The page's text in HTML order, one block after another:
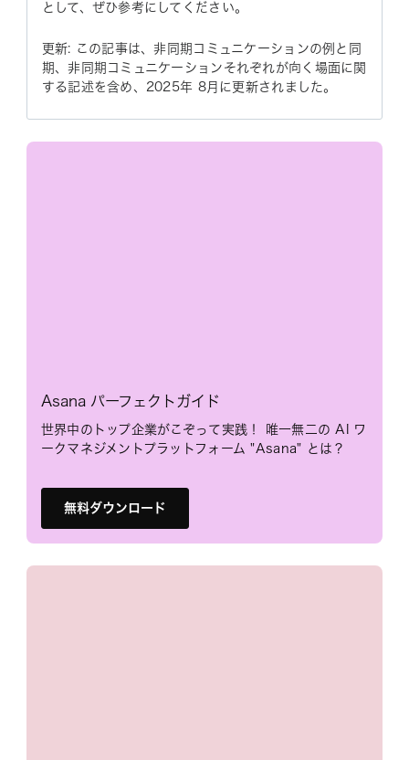
として、ぜひ参考にしてください。
更新: この記事は、非同期コミュニケーションの例と同
期、非同期コミュニケーションそれぞれが向く場面に関
する記述を含め、2025年 8月に更新されました。
Asana パーフェクトガイド
世界中のトップ企業がこぞって実践！ 唯一無二の AI ワ
ークマネジメントプラットフォーム "Asana" とは？
無料ダウンロード